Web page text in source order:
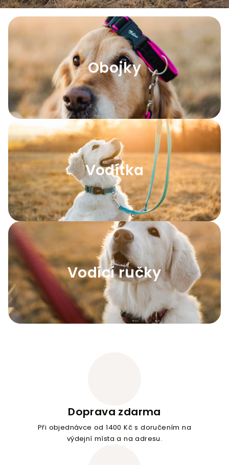
Obojky
Vodítka
Vodící ručky
Doprava zdarma
Při objednávce od 1400 Kč s doručením na
výdejní místa a na adresu.